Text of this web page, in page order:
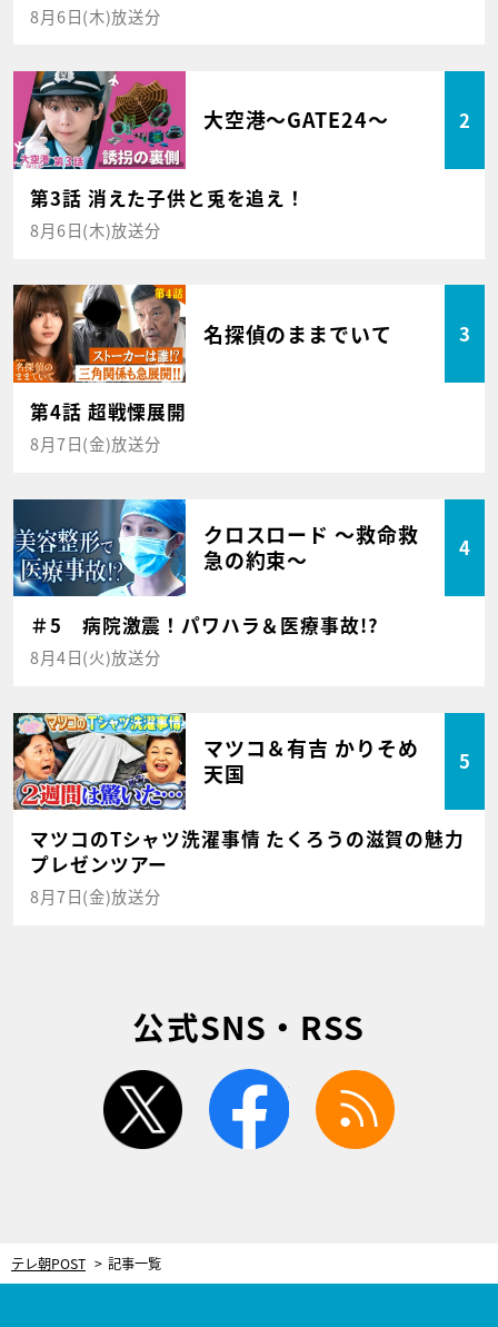
8月6日(木)放送分
大空港～GATE24～ 2
第3話 消えた子供と兎を追え！
8月6日(木)放送分
名探偵のままでいて 3
第4話 超戦慄展開
8月7日(金)放送分
クロスロード ～救命救
急の約束～
4
＃5 病院激震！パワハラ＆医療事故!?
8月4日(火)放送分
マツコ＆有吉 かりそめ
天国
5
マツコのTシャツ洗濯事情 たくろうの滋賀の魅力
プレゼンツアー
8月7日(金)放送分
公式SNS・RSS
twitter facebook
テレ朝POST 記事一覧